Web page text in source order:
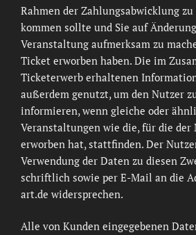
Rahmen der Zahlungsabwicklung zu
kommen sollte und Sie auf
Veranstaltung aufmerksam zu
Ticket erworben haben. Die im
Ticketerwerb erhaltenen
außerdem genutzt, um den Nutzer
informieren, wenn gleiche oder
Veranstaltungen wie die, für die der
erworben hat, stattfinden. Der
Verwendung der Daten zu diesen
schriftlich sowie per E-Mail an die
art.de widersprechen.
Alle von Kunden eingegebenen